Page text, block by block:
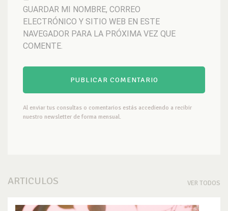
GUARDAR MI NOMBRE, CORREO
ELECTRÓNICO Y SITIO WEB EN ESTE
NAVEGADOR PARA LA PRÓXIMA VEZ QUE
COMENTE.
Al enviar tus consultas o comentarios estás accediendo a recibir
nuestro newsletter de forma mensual.
ARTICULOS VER TODOS